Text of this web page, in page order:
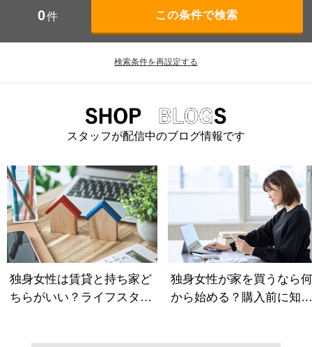
0件
検索条件を再設定する
スタッフが配信中のブログ情報です